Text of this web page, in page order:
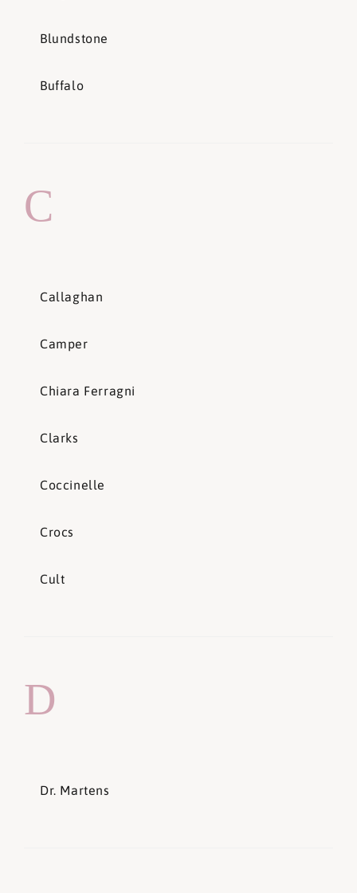
Blundstone
Buffalo
C
Callaghan
Camper
Chiara Ferragni
Clarks
Coccinelle
Crocs
Cult
D
Dr. Martens